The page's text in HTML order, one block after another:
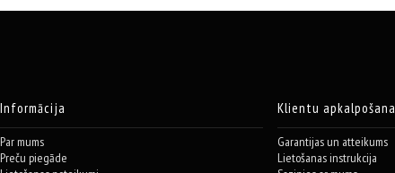
Informācija
Par mums
Preču piegāde
Klientu apkalpošana
Garantijas un atteikums
Lietošanas instrukcija